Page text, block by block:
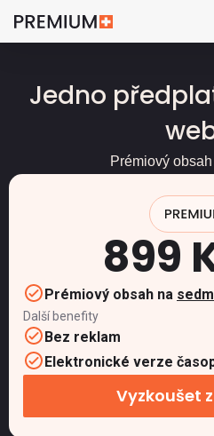
Jedno
Prémiový
899
Prémiový obsah na
Další benefity
Bez reklam
Elektronické verze
Vyzkoušet